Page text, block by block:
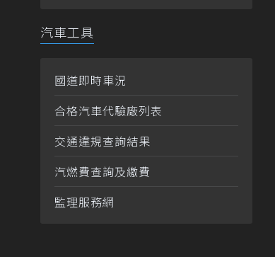
汽車工具
國道即時車況
合格汽車代驗廠列表
交通違規查詢結果
汽燃費查詢及繳費
監理服務網